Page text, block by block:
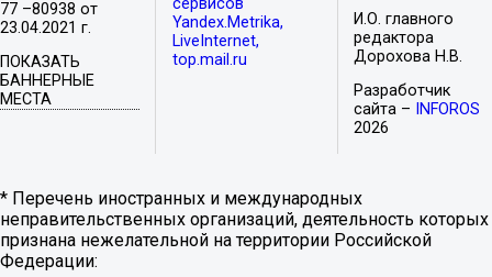
77 –80938 от
23.04.2021 г.
ПОКАЗАТЬ
БАННЕРНЫЕ
МЕСТА
Yandex.Metrika,
LiveInternet,
top.mail.ru
И.О. главного
редактора
Дорохова Н.В.
Разработчик
сайта –
INFOROS
2026
* Перечень иностранных и международных
неправительственных организаций, деятельность которых
признана нежелательной на территории Российской
Федерации: